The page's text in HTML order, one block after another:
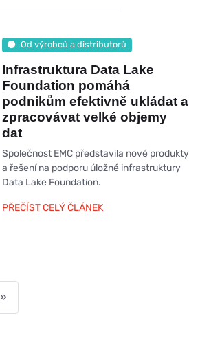
Od výrobců a distributorů
Infrastruktura Data Lake
Foundation pomáhá
podnikům efektivně ukládat a
zpracovávat velké objemy
dat
Společnost EMC představila nové produkty
a řešení na podporu úložné infrastruktury
Data Lake Foundation.
PŘEČÍST CELÝ ČLÁNEK
»